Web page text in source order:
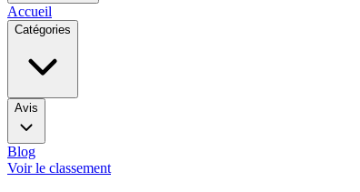
Accueil
Catégories
Avis
Blog
Voir le classement